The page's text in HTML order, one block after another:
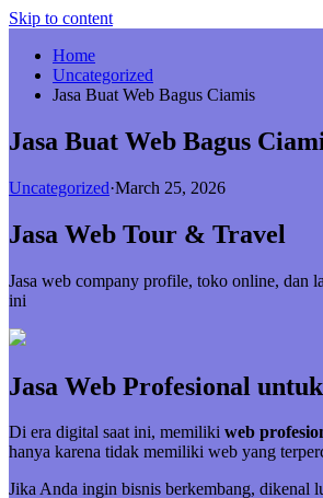
Skip to content
Home
Uncategorized
Jasa Buat Web Bagus Ciamis
Jasa Buat Web Bagus
Uncategorized·March 25, 2026
Jasa Web Tour & Travel
Jasa web company profile, toko online, dan
ini
Jasa Web Profesional
Di era digital saat ini, memiliki web
hanya karena tidak memiliki web yang
Jika Anda ingin bisnis berkembang, dikenal